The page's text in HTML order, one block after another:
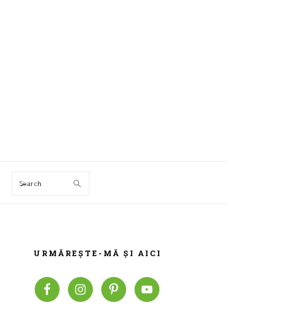
Search
PRINCIPALĂ
URMĂREȘTE-MĂ ȘI AICI